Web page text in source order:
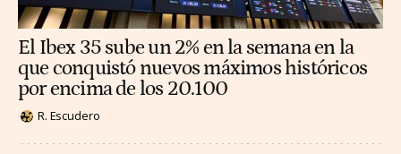
El Ibex 35 sube un 2% en la semana en la
que conquistó nuevos máximos históricos
por encima de los 20.100
R. Escudero